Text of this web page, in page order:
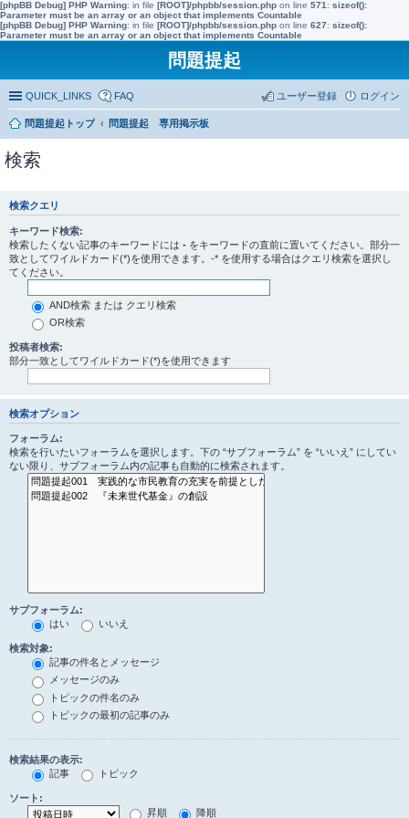
[phpBB Debug] PHP Warning: in file [ROOT]/phpbb/session.php on line 571 : sizeof():
Parameter must be an array or an object that implements Countable
[phpBB Debug] PHP Warning: in file [ROOT]/phpbb/session.php on line 627: sizeof():
Parameter must be an array or an object that implements Countable
問題提起
QUICK_LINKS FAQ ログイン
ユーザー登録
問題提起トップ 問題提起 専用掲示板
検索
検索クエリ
キーワード検索:
検索したくない記事のキーワードには - をキーワードの直前に置いてください。部分一
致としてワイルドカード(*)を使用できます。-* を使用する場合はクエリ検索を選択し
てください。
AND検索 または クエリ検索
OR検索
投稿者検索:
部分一致としてワイルドカード(*)を使用できます
検索オプション
フォーラム:
検索を行いたいフォーラムを選択します。下の “サブフォーラム” を “いいえ” にしてい
ない限り、サブフォーラム内の記事も自動的に検索されます。
サブフォーラム:
はい
いいえ
検索対象:
記事の件名とメッセージ
メッセージのみ
トピックの件名のみ
トピックの最初の記事のみ
検索結果の表示:
記事
トピック
ソート:
昇順
降順